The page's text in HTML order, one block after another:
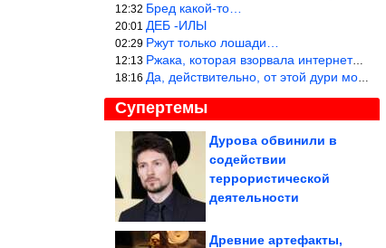
12:32 Бред какой-то…
20:01 ДЕБ -ИЛЫ
02:29 Ржут только лошади…
12:13 Ржака, которая взорвала интернет? Нет, количество рекламы выводи
18:16 Да, действительно, от этой дури можно ржать до слёз.
Супертемы
Дурова обвинили в
содействии
террористической
деятельности
3 знака зодиака с
Древние артефакты,